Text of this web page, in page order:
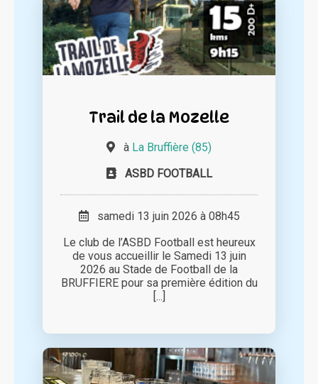
Trail de la Mozelle
à La Bruffière (85)
ASBD FOOTBALL
samedi 13 juin 2026 à 08h45
Le club de l’ASBD Football est heureux
de vous accueillir le Samedi 13 juin
2026 au Stade de Football de la
BRUFFIERE pour sa première édition du
[...]